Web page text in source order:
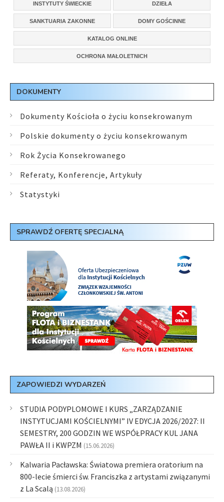
INSTYTUTY ŚWIECKIE DZIEŁA
SANKTUARIA ZAKONNE DOMY GOŚCINNE
KATALOG ONLINE
OCHRONA MAŁOLETNICH
DOKUMENTY
Dokumenty Kościoła o życiu konsekrowanym
Polskie dokumenty o życiu konsekrowanym
Rok Życia Konsekrowanego
Referaty, Konferencje, Artykuły
Statystyki
SPRAWDŹ OFERTĘ SPECJALNĄ
ZAPOWIEDZI WYDARZEŃ
STUDIA PODYPLOMOWE I KURS „ZARZĄDZANIE
INSTYTUCJAMI KOŚCIELNYMI” IV EDYCJA 2026/2027: II
SEMESTRY, 200 GODZIN WE WSPÓŁPRACY KUL JANA
PAWŁA II i KWPZM (15.06.2026)
Kalwaria Pacławska: Światowa premiera oratorium na
800-lecie śmierci św. Franciszka z artystami związanymi
z La Scalą (13.08.2026)